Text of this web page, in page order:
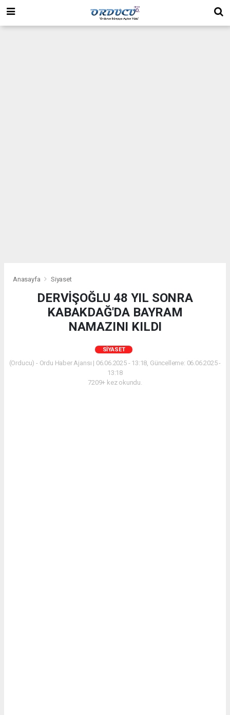
Anasayfa Siyaset
DERVİŞOĞLU 48 YIL SONRA
KABAKDAĞ'DA BAYRAM
NAMAZINI KILDI
SIYASET
(Orducu) - Ordu Haber Ajansı | 06.06.2025 - 13:18, Güncelleme: 06.06.2025 -
13:18
7209+ kez okundu.